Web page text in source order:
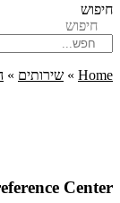
חיפוש
חיפוש
Home
» שירותים »
Center